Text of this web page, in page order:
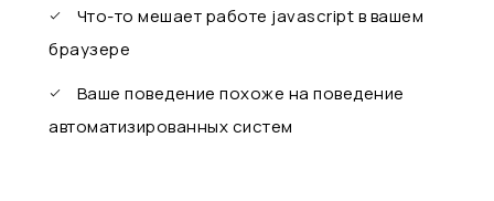
Что-то мешает работе javascript в вашем
браузере
Ваше поведение похоже на поведение
автоматизированных систем